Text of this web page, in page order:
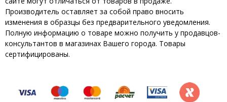
Производитель оставляет за собой право вносить
изменения в образцы без предварительного уведомления.
Полную информацию о товаре можно получить у продавцов-
консультантов в магазинах Вашего города. Товары
сертифицированы.